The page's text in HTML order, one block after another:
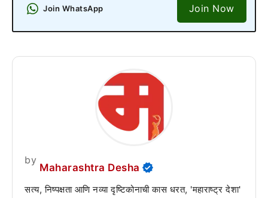
Join WhatsApp Join Now
by
Maharashtra Desha
सत्य, निष्पक्षता आणि नव्या दृष्टिकोनाची कास धरत, 'महाराष्ट्र देशा'